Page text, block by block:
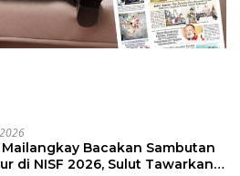
Bacakan Sambutan
di NISF 2026, Sulut Tawarkan